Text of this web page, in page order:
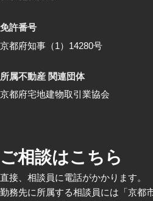
免許番号
京都府知事（1）14280号
所属不動産 関連団体
京都府宅地建物取引業協会
ご相談はこちら
直接、相談員に電話がかかります。
勤務先に所属する相談員には「京都